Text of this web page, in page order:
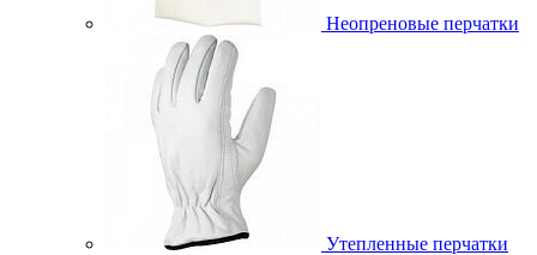
Неопреновые перчатки
Утепленные перчатки